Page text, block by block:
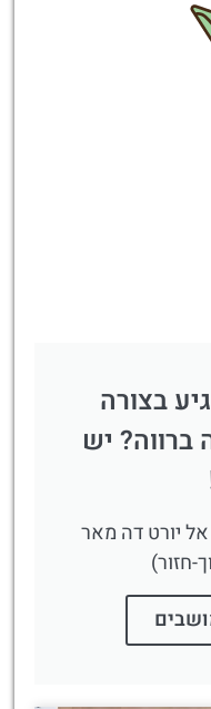
בצורה
יש
יורט דה מאר
חזור)